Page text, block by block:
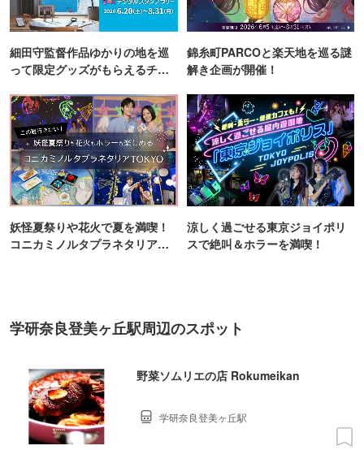
細田守監督作品ゆかりの地を巡
って限定グッズがもらえるチャ
錦糸町PARCOと楽天地を巡る謎
解き企画が開催！
妖怪夏祭りや花火で夏を満喫！
コニカミノルタプラネタリア
涼しく過ごせる東京ジョイポリ
スで絶叫＆ホラーを満喫！
学研奈良登美ヶ丘駅周辺のスポット
野菜ソムリエの店 Rokumeikan
学研奈良登美ヶ丘駅